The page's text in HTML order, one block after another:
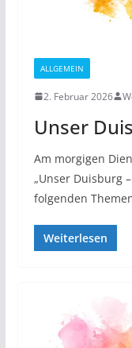
ALLGEMEIN
2. Februar 2026
Unser
Am morgigen
„Unser Duisburg
folgenden
Weiterlesen